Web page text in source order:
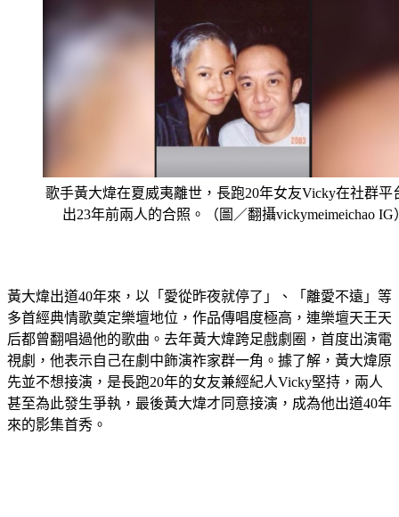
歌手黃大煒在夏威夷離世，長跑20年女友Vicky在社群平
黃大煒出道40年來，以「愛從昨夜就停了」、「離愛不遠」等
多首經典情歌奠定樂壇地位，作品傳唱度極高，連樂壇天王天
后都曾翻唱過他的歌曲。去年黃大煒跨足戲劇圈，首度出演電
視劇，他表示自己在劇中飾演祚家群一角。據了解，黃大煒原
先並不想接演，是長跑20年的女友兼經紀人Vicky堅持，兩人
甚至為此發生爭執，最後黃大煒才同意接演，成為他出道40年